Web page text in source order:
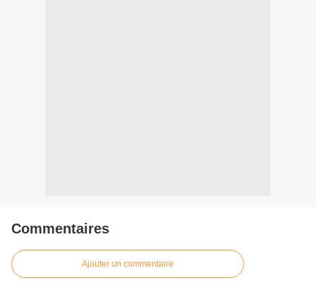
Commentaires
Ajouter un commentaire